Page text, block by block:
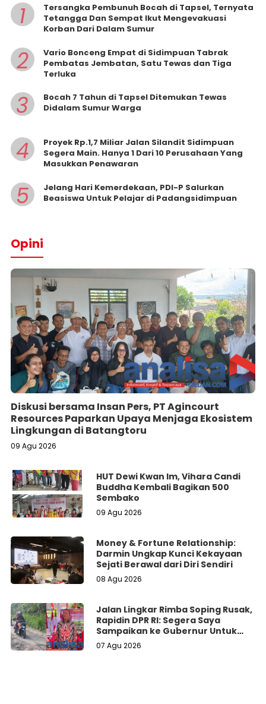
1
Tersangka Pembunuh Bocah di Tapsel, Ternyata
Tetangga Dan Sempat Ikut Mengevakuasi
Korban Dari Dalam Sumur
2
Vario Bonceng Empat di Sidimpuan Tabrak
Pembatas Jembatan, Satu Tewas dan Tiga
Terluka
3
Bocah 7 Tahun di Tapsel Ditemukan Tewas
Didalam Sumur Warga
4
Proyek Rp.1,7 Miliar Jalan Silandit Sidimpuan
Segera Main. Hanya 1 Dari 10 Perusahaan Yang
Masukkan Penawaran
5
Jelang Hari Kemerdekaan, PDI-P Salurkan
Beasiswa Untuk Pelajar di Padangsidimpuan
Opini
Diskusi bersama Insan Pers, PT Agincourt
Resources Paparkan Upaya Menjaga Ekosistem
Lingkungan di Batangtoru
09 Agu 2026
HUT Dewi Kwan Im, Vihara Candi
Buddha Kembali Bagikan 500
Sembako
09 Agu 2026
Money & Fortune Relationship:
Darmin Ungkap Kunci Kekayaan
Sejati Berawal dari Diri Sendiri
08 Agu 2026
Jalan Lingkar Rimba Soping Rusak,
Rapidin DPR RI: Segera Saya
Sampaikan ke Gubernur Untuk
Perbaikan
07 Agu 2026